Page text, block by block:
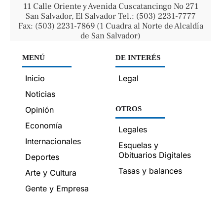
11 Calle Oriente y Avenida Cuscatancingo No 271
San Salvador, El Salvador Tel.: (503) 2231-7777
Fax: (503) 2231-7869 (1 Cuadra al Norte de Alcaldía
de San Salvador)
MENÚ
Inicio
Noticias
Opinión
Economía
Internacionales
Deportes
Arte y Cultura
Gente y Empresa
DE INTERÉS
Legal
OTROS
Legales
Esquelas y
Obituarios Digitales
Tasas y balances